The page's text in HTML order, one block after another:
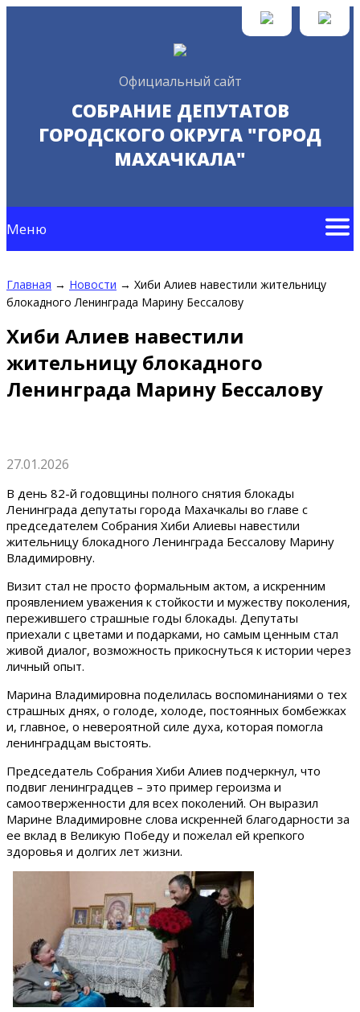
Официальный сайт
СОБРАНИЕ ДЕПУТАТОВ
ГОРОДСКОГО ОКРУГА "ГОРОД
МАХАЧКАЛА"
Меню
Главная → Новости → Хиби Алиев навестили жительницу
блокадного Ленинграда Марину Бессалову
Хиби Алиев навестили
жительницу блокадного
Ленинграда Марину Бессалову
27.01.2026
В день 82-й годовщины полного снятия блокады
Ленинграда депутаты города Махачкалы во главе с
председателем Собрания Хиби Алиевы навестили
жительницу блокадного Ленинграда Бессалову Марину
Владимировну.
Визит стал не просто формальным актом, а искренним
проявлением уважения к стойкости и мужеству поколения,
пережившего страшные годы блокады. Депутаты
приехали с цветами и подарками, но самым ценным стал
живой диалог, возможность прикоснуться к истории через
личный опыт.
Марина Владимировна поделилась воспоминаниями о тех
страшных днях, о голоде, холоде, постоянных бомбежках
и, главное, о невероятной силе духа, которая помогла
ленинградцам выстоять.
Председатель Собрания Хиби Алиев подчеркнул, что
подвиг ленинградцев – это пример героизма и
самоотверженности для всех поколений. Он выразил
Марине Владимировне слова искренней благодарности за
ее вклад в Великую Победу и пожелал ей крепкого
здоровья и долгих лет жизни.